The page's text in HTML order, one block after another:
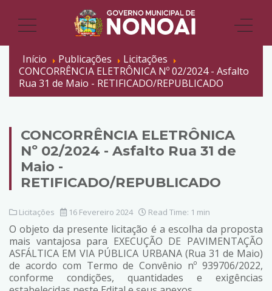
Início Publicações
Licitações
CONCORRÊNCIA ELETRÔNICA Nº 02/2024 - Asfalto
Rua 31 de Maio - RETIFICADO/REPUBLICADO
CONCORRÊNCIA ELETRÔNICA
Nº 02/2024 - Asfalto Rua 31 de
Maio -
RETIFICADO/REPUBLICADO
Licitações 16 Fevereiro 2024 Read Time: 1 min
O objeto da presente licitação é a escolha da proposta
mais vantajosa para EXECUÇÃO DE PAVIMENTAÇÃO
ASFÁLTICA EM VIA PÚBLICA URBANA (Rua 31 de Maio)
de acordo com Termo de Convênio nº 939706/2022,
conforme condições, quantidades e exigências